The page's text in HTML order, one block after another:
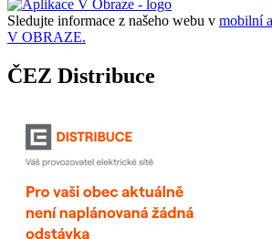
Sledujte informace z našeho webu v mobilní
V OBRAZE.
ČEZ Distribuce